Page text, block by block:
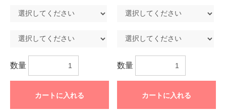
数量
カートに入れる
数量
カートに入れる